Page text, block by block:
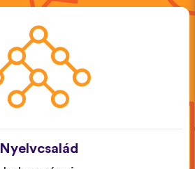
Nyelvcsalád